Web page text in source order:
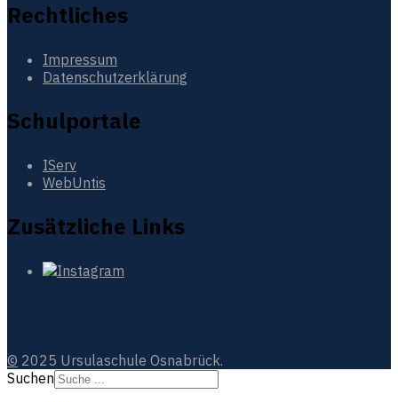
Rechtliches
Impressum
Datenschutzerklärung
Schulportale
IServ
WebUntis
Zusätzliche Links
© 2025 Ursulaschule Osnabrück.
Suchen